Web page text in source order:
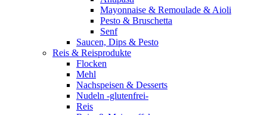
Mayonnaise & Remoulade & Aioli
Pesto & Bruschetta
Senf
Saucen, Dips & Pesto
Reis & Reisprodukte
Flocken
Mehl
Nachspeisen & Desserts
Nudeln -glutenfrei-
Reis